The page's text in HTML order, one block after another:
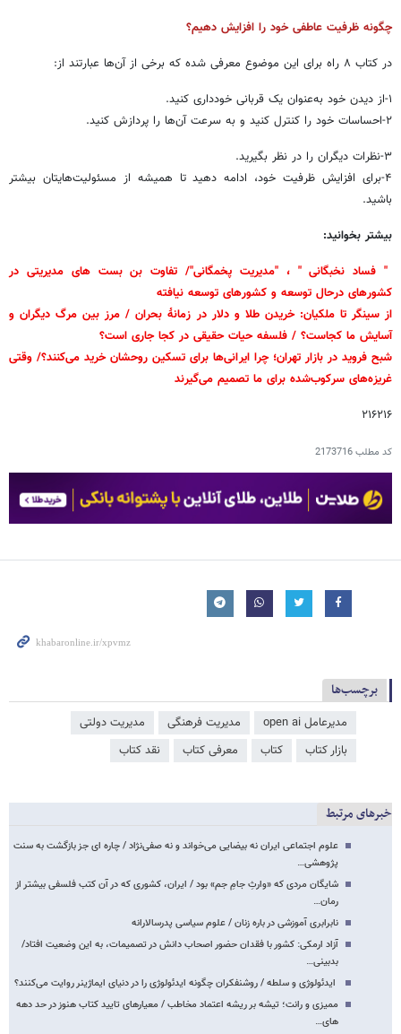
چگونه ظرفیت عاطفی خود را افزایش دهیم؟
در کتاب ۸ راه برای این موضوع معرفی شده که برخی از آن‌ها عبارتند از:
۱-از دیدن خود به‌عنوان یک قربانی خودداری کنید.
۲-احساسات خود را کنترل کنید و به سرعت آن‌ها را پردازش کنید.
۳-نظرات دیگران را در نظر بگیرید.
۴-برای افزایش ظرفیت خود، ادامه دهید تا همیشه از مسئولیت‌هایتان بیشتر
باشید.
بیشتر بخوانید:
" فساد نخبگانی " ، "مدیریت پخمگانی"/ تفاوت بن بست های مدیریتی در
کشورهای درحال توسعه و کشورهای توسعه نیافته
از سینگر تا ملکیان: خریدن طلا و دلار در زمانۀ بحران / مرز بین مرگ دیگران و
آسایش ما کجاست؟ / فلسفه حیات حقیقی در کجا جاری است؟
شبح فروید در بازار تهران؛ چرا ایرانی‌ها برای تسکین روحشان خرید می‌کنند؟/ وقتی
غریزه‌های سرکوب‌شده برای ما تصمیم می‌گیرند
۲۱۶۲۱۶
کد مطلب2173716
برچسب‌ها
مدیرعامل open ai مدیریت فرهنگی
مدیریت دولتی
بازار کتاب
کتاب معرفی کتاب نقد کتاب
خبرهای مرتبط
علوم اجتماعی ایران نه بیضایی می‌خواند و نه صفی‌نژاد / چاره ای جز بازگشت به سنت
پژوهشی…
شایگان مردی که «وارثِ جامِ جم» بود / ایران، کشوری که در آن کتب فلسفی بیشتر از
رمان…
نابرابری آموزشی در باره زنان / علوم سیاسی پدرسالارانه
آزاد ارمکی‌: کشور با فقدان حضور اصحاب دانش در تصمیمات، به این وضعیت افتاد/
بدبینی…
ایدئولوژی و سلطه / روشنفکران چگونه ایدئولوژی را در دنیای ایماژینر روایت می‌کنند؟
ممیزی و رانت؛ تیشه بر ریشه اعتماد مخاطب / معیارهای تایید کتاب هنوز در حد دهه
های…